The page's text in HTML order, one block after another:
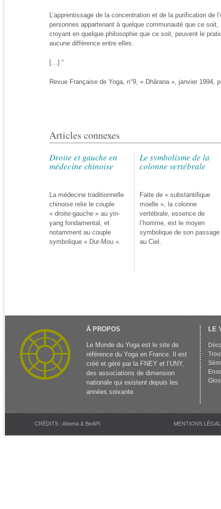
L’apprentissage de la concentration et de la purification de
personnes appartenant à quelque communauté que ce
croyant en quelque philosophie que ce soit, peuvent le
aucune différence entre elles.
[…] ”
Revue Française de Yoga, n°9, « Dhârana », janvier 1994,
Articles connexes
Droite et gauche en
médecine chinoise
La médecine traditionnelle
chinoise relie le couple
« droite-gauche » au yin-
yang fondamental, et
notamment au couple
symbolique « Dur-Mou ».
Le symbolisme de la
colonne vertébrale
Faite de « substantifique
moelle », la colonne
vertébrale, essence de
l’homme, est le moyen
symbolique de son passage
au Ciel.
À PROPOS
Le Monde du Yoga est le site de
référence du Yoga en France. Il est
créé et géré par la FNEY et l’UNY,
des associations de dimension
nationale qui existent depuis les
années soixante.
LE
CRÉDITS : Attoma & BeAPI MENTIONS